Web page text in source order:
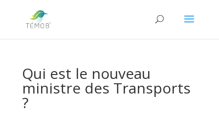
Qui est le nouveau
ministre des Transports
?